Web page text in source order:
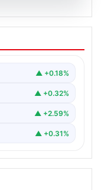
mi,
emekli
▲ +0.18%
▲ +0.32%
▲ +2.59%
▲ +0.31%